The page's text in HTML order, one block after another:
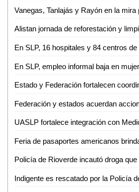
Alistan jornada de reforestación y